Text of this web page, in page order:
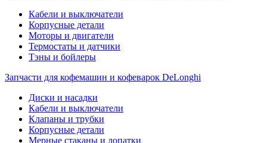
Кабели и выключатели
Корпусные детали
Моторы и двигатели
Термостаты и датчики
Тэны и бойлеры
Запчасти для кофемашин и кофеварок DeLonghi
Диски и насадки
Кабели и выключатели
Клапаны и трубки
Корпусные детали
Мерные стаканы и лопатки